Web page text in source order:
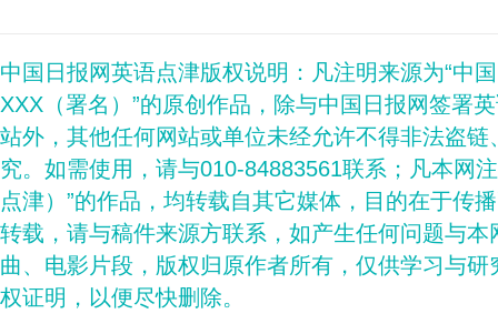
中国日报网英语点津版权说明：凡注明来源为“中
XXX（署名）”的原创作品，除与中国日报网签署
站外，其他任何网站或单位未经允许不得非法盗
究。如需使用，请与010-84883561联系；凡本网
点津）”的作品，均转载自其它媒体，目的在于传
转载，请与稿件来源方联系，如产生任何问题与
曲、电影片段，版权归原作者所有，仅供学习与
权证明，以便尽快删除。